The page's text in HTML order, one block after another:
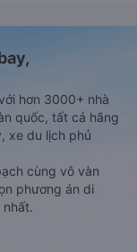
hơn 3000+ nhà
quốc, tất cả hãng
xe du lịch phủ
cùng vô vàn
phương án di